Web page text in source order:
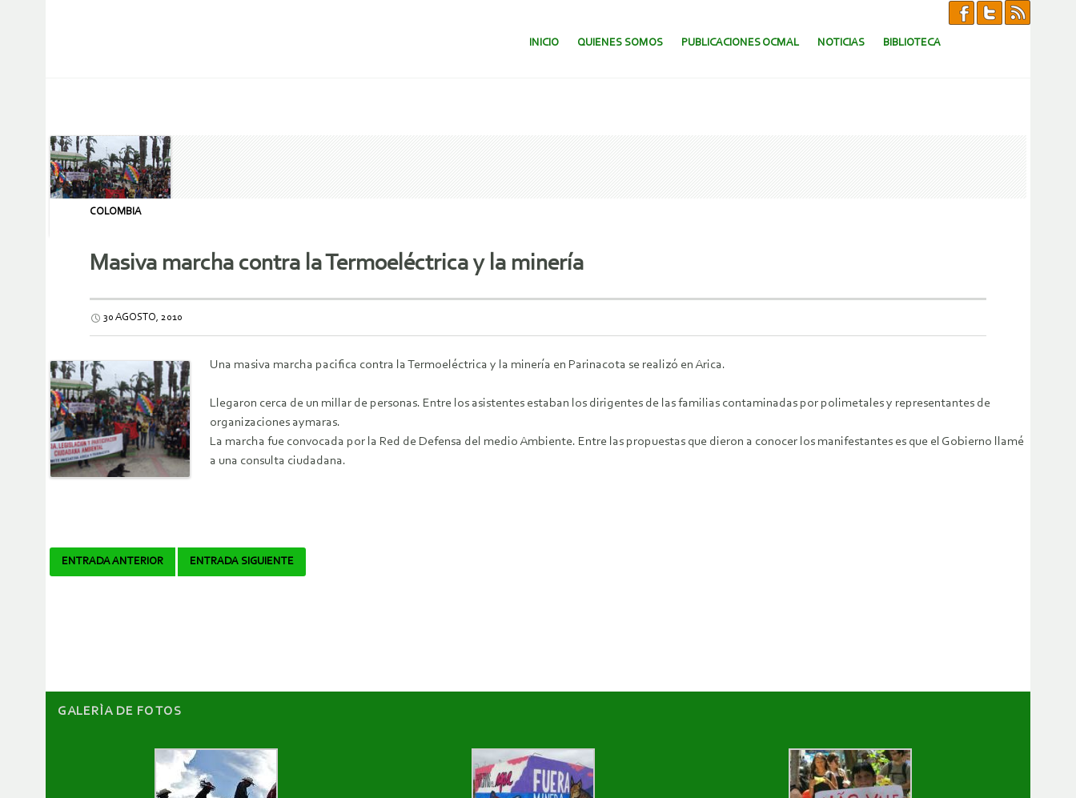
SALTAR AL CONTENIDO.
INICIO QUIENES SOMOS PUBLICACIONES OCMAL NOTICIAS BIBLIOTECA
COLOMBIA
Masiva marcha contra la Termoeléctrica y la minería
30 AGOSTO, 2010
Una masiva marcha pacifica contra la Termoeléctrica y la minería en Parinacota se realizó en Arica.
Llegaron cerca de un millar de personas. Entre los asistentes estaban los dirigentes de las familias contaminadas por polimetales y representantes de
organizaciones aymaras.
La marcha fue convocada por la Red de Defensa del medio Ambiente. Entre las propuestas que dieron a conocer los manifestantes es que el Gobierno llamé
a una consulta ciudadana.
Navegador
ENTRADA ANTERIOR ENTRADA SIGUIENTE
GALERÌA DE FOTOS